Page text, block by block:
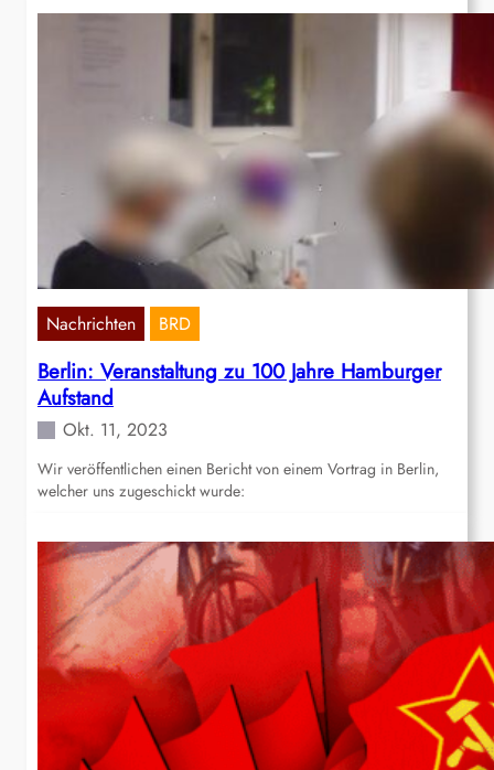
Nachrichten BRD
Berlin: Veranstaltung zu 100 Jahre Hamburger
Aufstand
Okt. 11, 2023
Wir veröffentlichen einen Bericht von einem Vortrag in Berlin,
welcher uns zugeschickt wurde: